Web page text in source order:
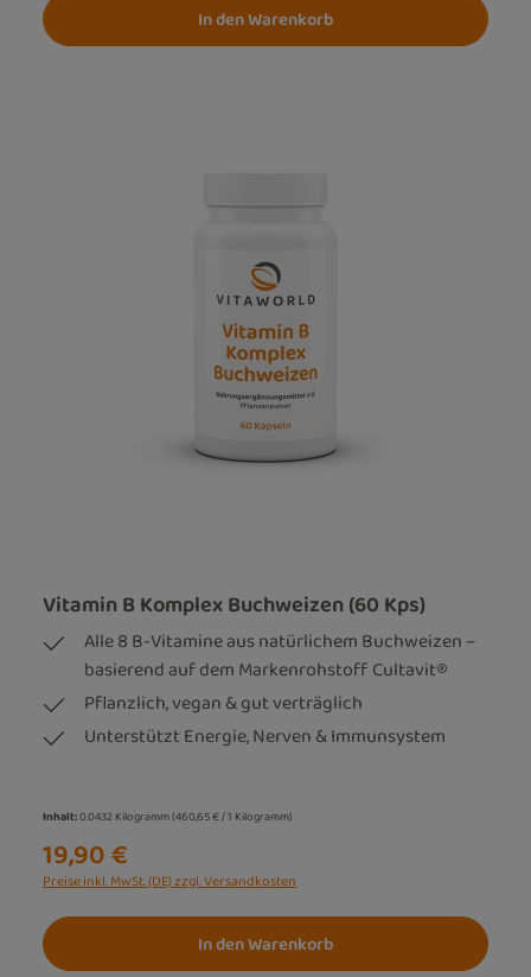
In den Warenkorb
Vitamin B Komplex Buchweizen (60 Kps)
Alle 8 B-Vitamine aus natürlichem Buchweizen –
basierend auf dem Markenrohstoff Cultavit®
Pflanzlich, vegan & gut verträglich
Unterstützt Energie, Nerven & Immunsystem
Inhalt:0.0432 Kilogramm(460,65 € / 1 Kilogramm)
19,90 €
Preise inkl. MwSt. (DE) zzgl. Versandkosten
In den Warenkorb